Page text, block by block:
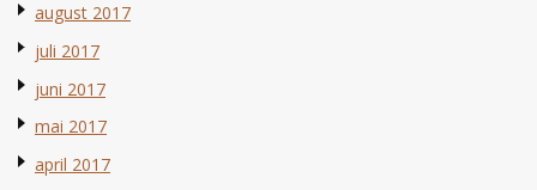
august 2017
juli 2017
juni 2017
mai 2017
april 2017